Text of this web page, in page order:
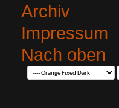
Archiv
Impressum
Nach oben